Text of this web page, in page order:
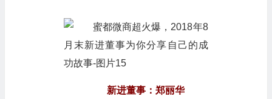
新进董事：郑丽华